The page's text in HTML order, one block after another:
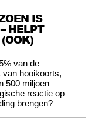
IS
HELPT
van de
van hooikoorts,
500 miljoen
reactie op
brengen?